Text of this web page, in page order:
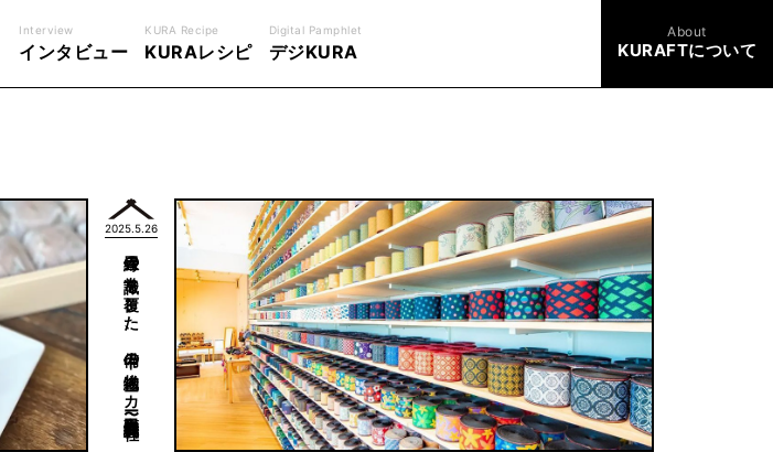
Interview
インタビュー
KURA Recipe
KURAレシピ
Digital Pamphlet
デジKURA
About
KURAFTについて
2025.5.26
畳縁の常識を覆した、備中の織物メーカー〜髙田織物株式会社〜